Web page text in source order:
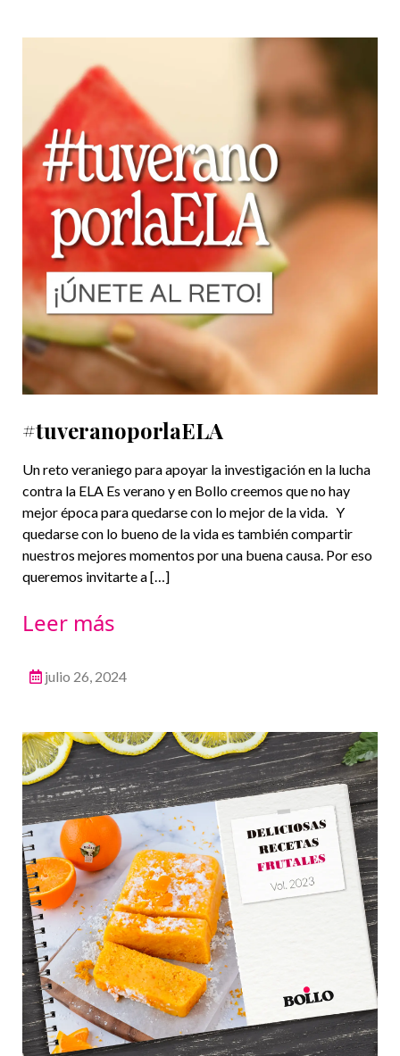
#tuveranoporlaELA
Un reto veraniego para apoyar la investigación en la lucha
contra la ELA Es verano y en Bollo creemos que no hay
mejor época para quedarse con lo mejor de la vida. Y
quedarse con lo bueno de la vida es también compartir
nuestros mejores momentos por una buena causa. Por eso
queremos invitarte a […]
Leer más
julio 26, 2024